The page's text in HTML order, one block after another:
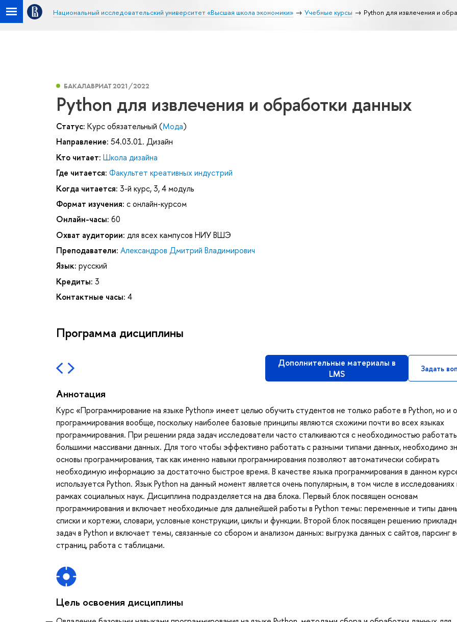
Национальный исследовательский университет «Высшая школа экономики» Учебные курсы Python для извлечения и
БАКАЛАВРИАТ 2021/2022
Python для извлечения и обработки данных
Статус: Курс обязательный (Мода)
Направление: 54.03.01. Дизайн
Кто читает: Школа дизайна
Где читается: Факультет креативных индустрий
Когда читается: 3-й курс, 3, 4 модуль
Формат изучения: с онлайн-курсом
Онлайн-часы: 60
Охват аудитории: для всех кампусов НИУ ВШЭ
Преподаватели: Александров Дмитрий Владимирович
Язык: русский
Кредиты: 3
Контактные часы: 4
Программа дисциплины
Дополнительные материалы в
LMS
Задать
Аннотация
Курс «Программирование на языке Python» имеет целью обучить студентов не только работе в Python, но и
программирования вообще, поскольку наиболее базовые принципы являются схожими почти во всех языках
программирования. При решении ряда задач исследователи часто сталкиваются с необходимостью
большими массивами данных. Для того чтобы эффективно работать с разными типами данных, необходимо
основы программирования, так как именно навыки программирования позволяют автоматически собирать
необходимую информацию за достаточно быстрое время. В качестве языка программирования в данном
используется Python. Язык Python на данный момент является очень популярным, в том числе в исследованиях
рамках социальных наук. Дисциплина подразделяется на два блока. Первый блок посвящен основам
программирования и включает необходимые для дальнейшей работы в Python темы: переменные и типы
списки и кортежи, словари, условные конструкции, циклы и функции. Второй блок посвящен решению
задач в Python и включает темы, связанные со сбором и анализом данных: выгрузка данных с сайтов, парсинг
страниц, работа с таблицами.
Цель освоения дисциплины